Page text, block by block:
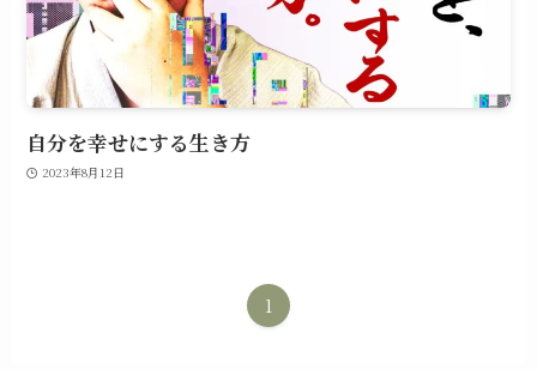
自分を幸せにする生き方
2023年8月12日
1